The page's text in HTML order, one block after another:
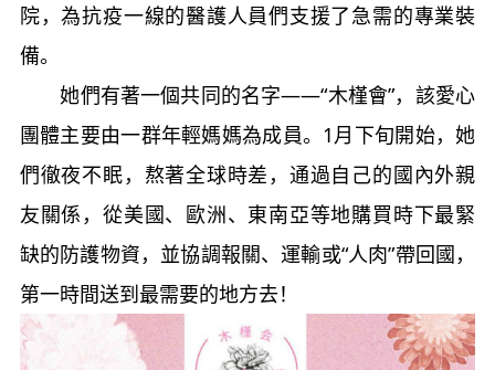
院，為抗疫一線的醫護人員們支援了急需的專業裝
備。
她們有著一個共同的名字——“木槿會”，該愛心
團體主要由一群年輕媽媽為成員。1月下旬開始，她
們徹夜不眠，熬著全球時差，通過自己的國內外親
友關係，從美國、歐洲、東南亞等地購買時下最緊
缺的防護物資，並協調報關、運輸或“人肉”帶回國，
第一時間送到最需要的地方去！